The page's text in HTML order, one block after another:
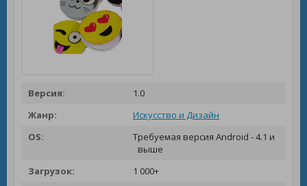
Версия:
1.0
Жанр:
Искусство и Дизайн
OS:
Требуемая версия Android - 4.1 и
выше
Загрузок:
1 000+